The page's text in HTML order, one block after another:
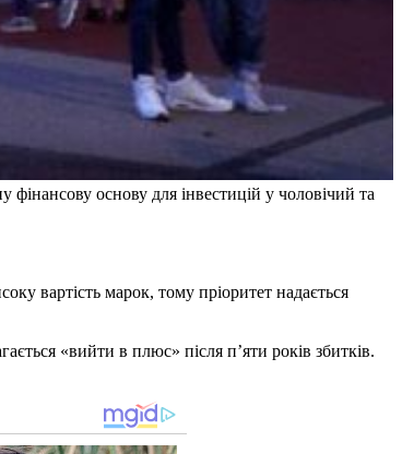
основу для інвестицій у чоловічий та
вартість марок, тому пріоритет надається
«вийти в плюс» після п’яти років збитків.